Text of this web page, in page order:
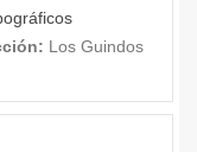
Los Guindos